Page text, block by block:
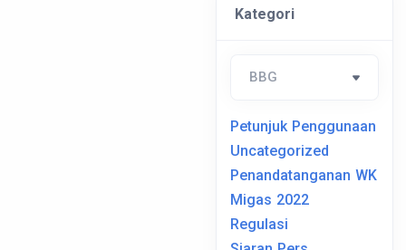
Kategori
Petunjuk Penggunaan
Uncategorized
Penandatanganan WK
Migas 2022
Regulasi